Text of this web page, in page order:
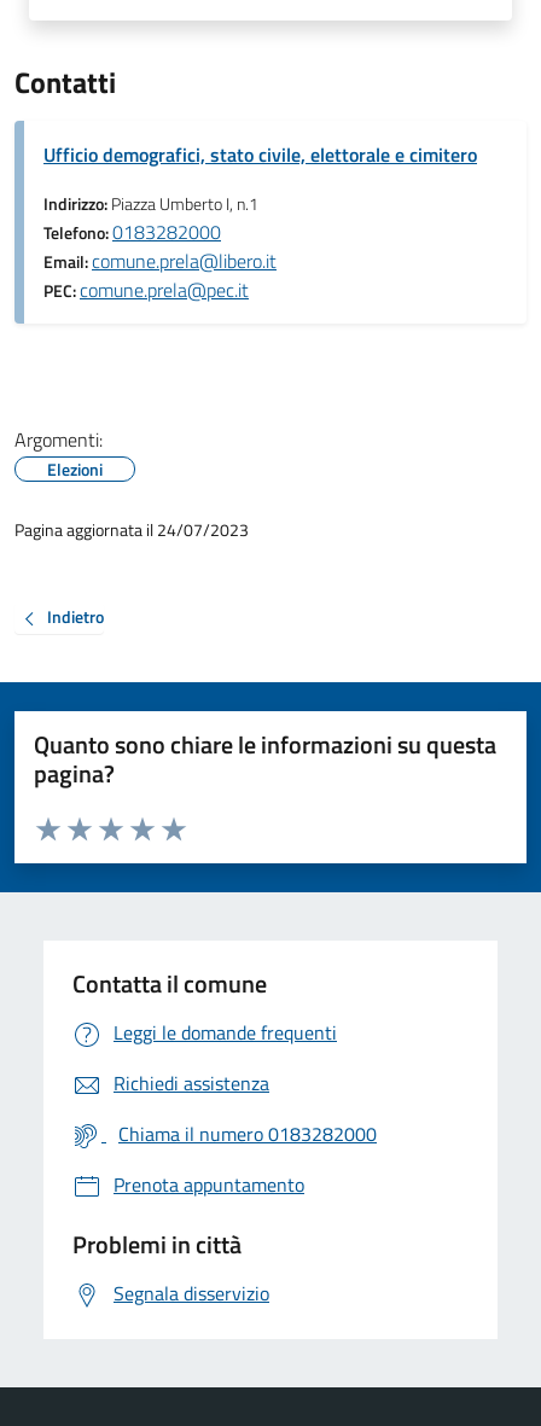
Contatti
Ufficio demografici, stato civile, elettorale e cimitero
Indirizzo:Piazza Umberto I, n.1
Telefono:0183282000
Email:comune.prela@libero.it
PEC:comune.prela@pec.it
Argomenti:
Elezioni
Pagina aggiornata il 24/07/2023
Indietro
Quanto sono chiare le informazioni su questa
pagina?
Valuta da 1 a 5 stelle la pagina
Valuta 5 stelle su 5
Valuta 4 stelle su 5
Valuta 3 stelle su 5
Valuta 2 stelle su 5
Valuta 1 stelle su 5
Contatta il comune
Leggi le domande frequenti
Richiedi assistenza
Chiama il numero 0183282000
Prenota appuntamento
Problemi in città
Segnala disservizio